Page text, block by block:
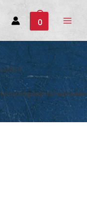
0
Main
Menu
in
components/